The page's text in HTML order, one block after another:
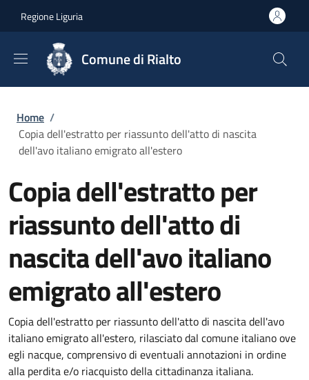
Regione Liguria
Comune di Rialto
Briciole di pane
Home /
Copia dell'estratto per riassunto dell'atto di nascita
dell'avo italiano emigrato all'estero
Copia dell'estratto per
riassunto dell'atto di
nascita dell'avo italiano
emigrato all'estero
Copia dell'estratto per riassunto dell'atto di nascita dell'avo
italiano emigrato all'estero, rilasciato dal comune italiano ove
egli nacque, comprensivo di eventuali annotazioni in ordine
alla perdita e/o riacquisto della cittadinanza italiana.